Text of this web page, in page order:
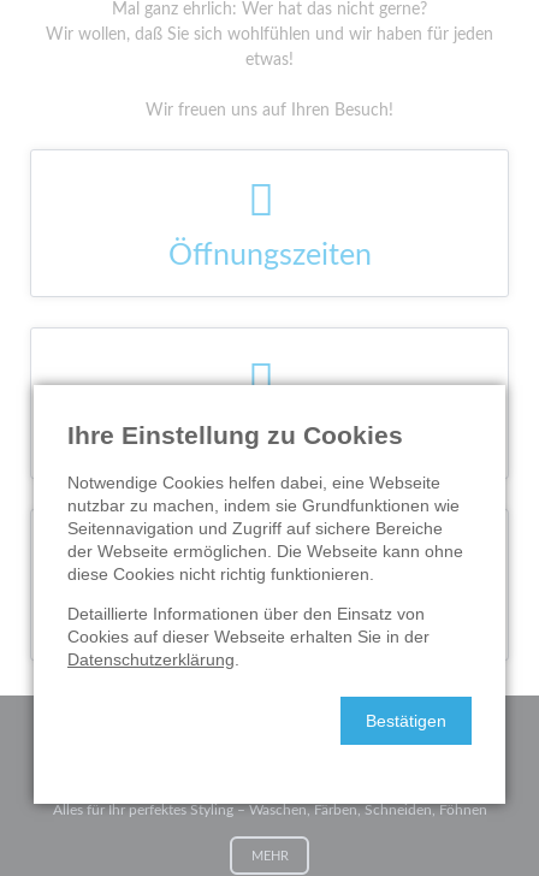
Mal ganz ehrlich: Wer hat das nicht gerne?
Wir wollen, daß Sie sich wohlfühlen und wir haben für jeden
etwas!
Wir freuen uns auf Ihren Besuch!
SA: 08:00 – 17:00 Uhr
So & Feiertags: geschlossen
ANRUFEN
Anschrift
Hauptstraße 63, A-2440 Moosbrunn
KARTE ANZEIGEN
Alles für Ihr perfektes Styling – Waschen, Färben, Schneiden, Föhnen
MEHR
Ihre Einstellung zu Cookies
Notwendige Cookies helfen dabei, eine Webseite
nutzbar zu machen, indem sie Grundfunktionen wie
Seitennavigation und Zugriff auf sichere Bereiche
der Webseite ermöglichen. Die Webseite kann ohne
diese Cookies nicht richtig funktionieren.
Detaillierte Informationen über den Einsatz von
Cookies auf dieser Webseite erhalten Sie in der
Datenschutzerklärung.
Bestätigen